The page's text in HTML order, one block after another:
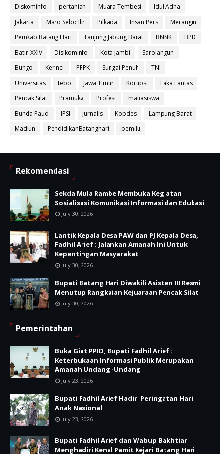
Diskominfo
pertanian Muara Tembesi
Idul Adha
Jakarta
Maro Sebo Ilir Pilkada Insan Pers
Merangin
Pemkab Batang Hari
Tanjung Jabung Barat BNNK
BPD
Batin XXIV
Disikominfo Kota Jambi
Sarolangun
Bungo
Kerinci PPPK Sungai Penuh
TNI
Universitas
tebo Jawa Timur Korupsi
Laka Lantas
Pencak Silat
Pramuka Profesi
mahasiswa
Bunda Paud
IPSI Jurnalis Kopdes
Lampung Barat
Madiun
PendidikanBatanghari pemilu
Rekomendasi
Sekda Mula Rambe Membuka Kegiatan
Sosialisasi Komunikasi Informasi dan Edukasi
July 30, 2026
Lantik Kepala Desa PAW dan PJ Kepala Desa,
Fadhil Arief : Jalankan Amanah Ini Untuk
Kepentingan Masyarakat
July 30, 2026
Bupati Batang Hari Diwakili Asisten III Resmi
Menutup Rangkaian Kejuaraan Pencak Silat
July 30, 2026
Pemerintahan
Buka Giat PPID, Bupati Fadhil Arief :
Keterbukaan Informasi Publik Merupakan
Amanah Undang -Undang
July 23, 2026
Bupati Fadhil Arief Hadiri Peringatan Hari
Anak Nasional
July 23, 2026
Bupati Fadhil Arief dan Wabup Bakhtiar
Menghadiri Kenal Pamit Kejari Batang Hari